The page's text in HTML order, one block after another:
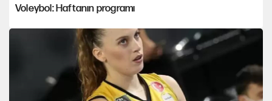
Voleybol: Haftanın programı